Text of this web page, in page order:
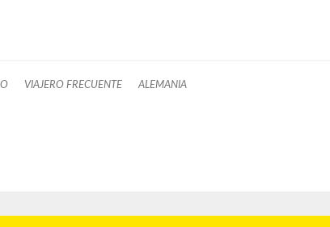
VIAJERO FRECUENTE ALEMANIA